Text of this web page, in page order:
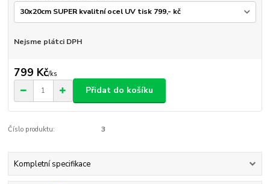
Nejsme plátci DPH
799 Kč/ks
Přidat do košíku
Číslo produktu: 3
Kompletní specifikace